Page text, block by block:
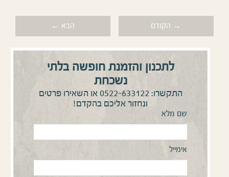
→ הקודם הבא ←
לתכנון והזמנת חופשה בלתי
נשכחת
התקשרו: 0522-633122 או השאירו פרטים
ונחזור אליכם בהקדם!
שם מלא
אימייל